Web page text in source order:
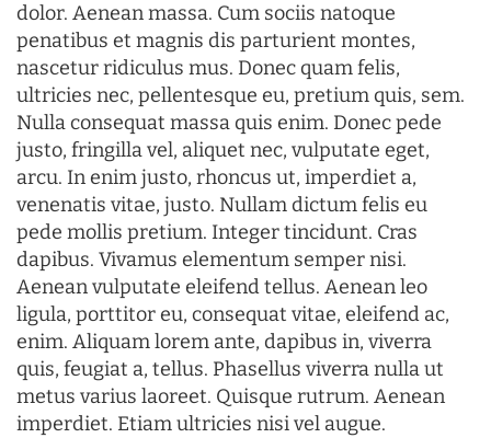
dolor. Aenean massa. Cum sociis natoque
penatibus et magnis dis parturient montes,
nascetur ridiculus mus. Donec quam felis,
ultricies nec, pellentesque eu, pretium quis, sem.
Nulla consequat massa quis enim. Donec pede
justo, fringilla vel, aliquet nec, vulputate eget,
arcu. In enim justo, rhoncus ut, imperdiet a,
venenatis vitae, justo. Nullam dictum felis eu
pede mollis pretium. Integer tincidunt. Cras
dapibus. Vivamus elementum semper nisi.
Aenean vulputate eleifend tellus. Aenean leo
ligula, porttitor eu, consequat vitae, eleifend ac,
enim. Aliquam lorem ante, dapibus in, viverra
quis, feugiat a, tellus. Phasellus viverra nulla ut
metus varius laoreet. Quisque rutrum. Aenean
imperdiet. Etiam ultricies nisi vel augue.